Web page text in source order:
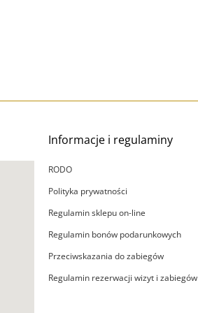
Informacje i regulaminy
RODO
Polityka prywatności
Regulamin sklepu on-line
Regulamin bonów podarunkowych
Przeciwskazania do zabiegów
Regulamin rezerwacji wizyt i zabiegów